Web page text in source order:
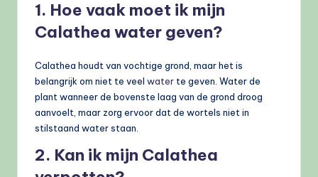
1. Hoe vaak moet ik mijn
Calathea water geven?
Calathea houdt van vochtige grond, maar het is
belangrijk om niet te veel water te geven. Water de
plant wanneer de bovenste laag van de grond droog
aanvoelt, maar zorg ervoor dat de wortels niet in
stilstaand water staan.
2. Kan ik mijn Calathea